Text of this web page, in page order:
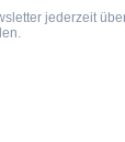
jederzeit